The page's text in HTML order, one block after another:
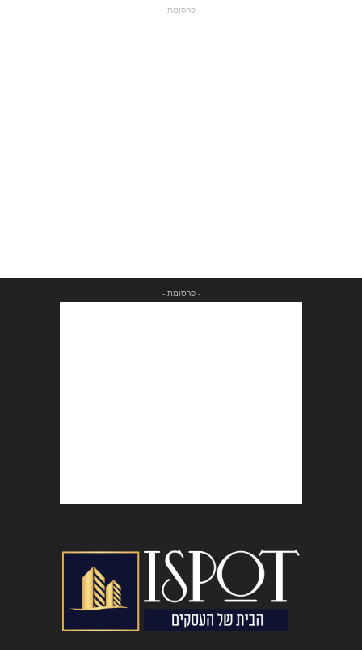
- פרסומת -
- פרסומת -